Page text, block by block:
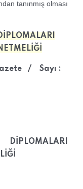
tanınmış olması
/ Sayı :
DİPLOMALARI